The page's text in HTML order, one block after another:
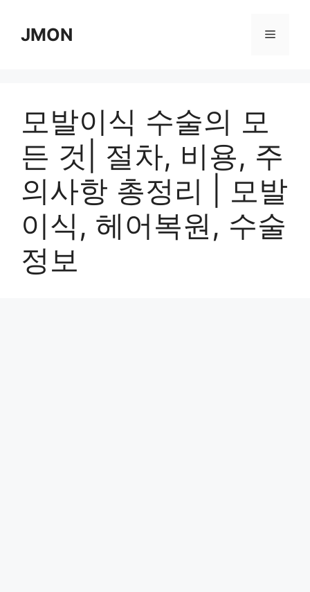
contentJMON Menu
모발이식 수술의 모
든 것| 절차, 비용, 주
의사항 총정리 | 모발
이식, 헤어복원, 수술
정보